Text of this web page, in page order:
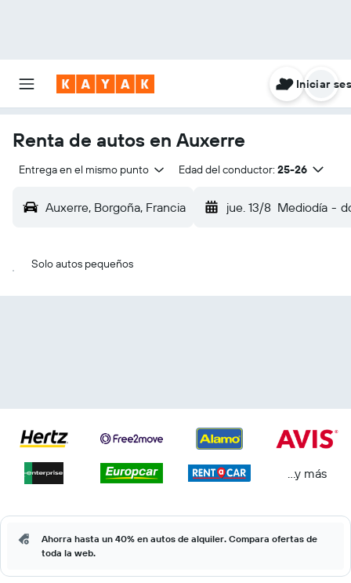
Iniciar
Renta de autos en Auxerre
Entrega en el mismo punto Edad del conductor: 25-26
Auxerre, Borgoña, Francia jue. 13/8 Mediodía -
Solo autos pequeños
...y más
Ahorra hasta un 40% en autos de alquiler. Compara ofertas de
toda la web.